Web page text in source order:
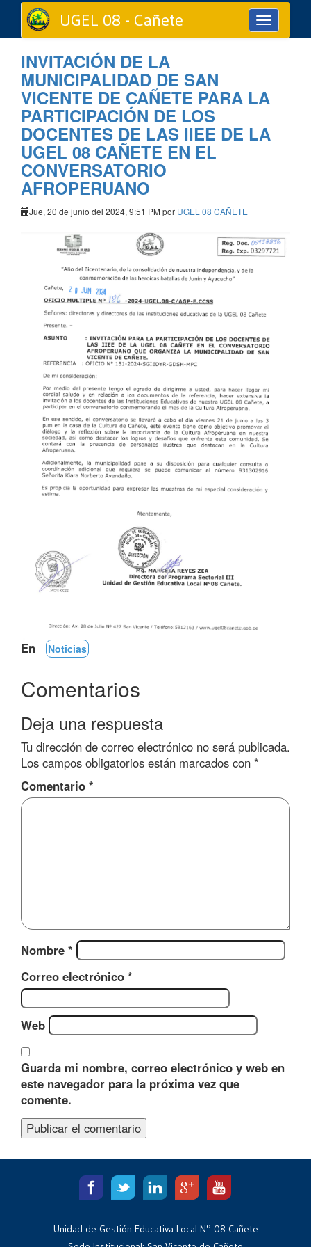
Toggle
navigation
UGEL 08 - Cañete
INVITACIÓN DE LA
MUNICIPALIDAD DE SAN
VICENTE DE CAÑETE PARA LA
PARTICIPACIÓN DE LOS
DOCENTES DE LAS IIEE DE LA
UGEL 08 CAÑETE EN EL
CONVERSATORIO
AFROPERUANO
Jue, 20 de junio del 2024, 9:51 PM por UGEL 08 CAÑETE
En Noticias
Comentarios
Deja una respuesta
Tu dirección de correo electrónico no será publicada.
Los campos obligatorios están marcados con *
Comentario *
Nombre *
Correo electrónico *
Web
Guarda mi nombre, correo electrónico y web en
este navegador para la próxima vez que
comente.
Unidad de Gestión Educativa Local N° 08 Cañete